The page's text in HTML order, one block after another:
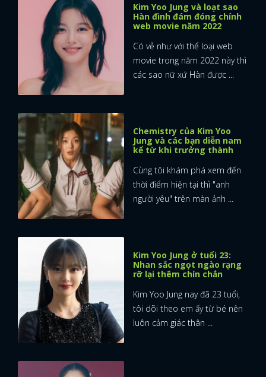
Kim Yoo Jung và loạt sao
Hàn đình đám đóng chính
web movie năm 2022
Có vẻ như với thể loại web
movie trong năm 2022 này thì
các sao nữ xứ Hàn được ...
Chemistry của Kim Yoo
Jung và các bạn diễn nam
kể từ khi trưởng thành
Cùng tôi khám phá xem đến
thời điểm hiện tại thì "anh
người yêu" trên màn ảnh ...
Kim Yoo Jung ở tuổi 23:
Nhan sắc ngọt ngào rạng
rỡ lại thêm chín chắn
Kim Yoo Jung nay đã 23 tuổi,
tôi dõi theo em ấy từ bé nên
luôn cảm giác thân ...